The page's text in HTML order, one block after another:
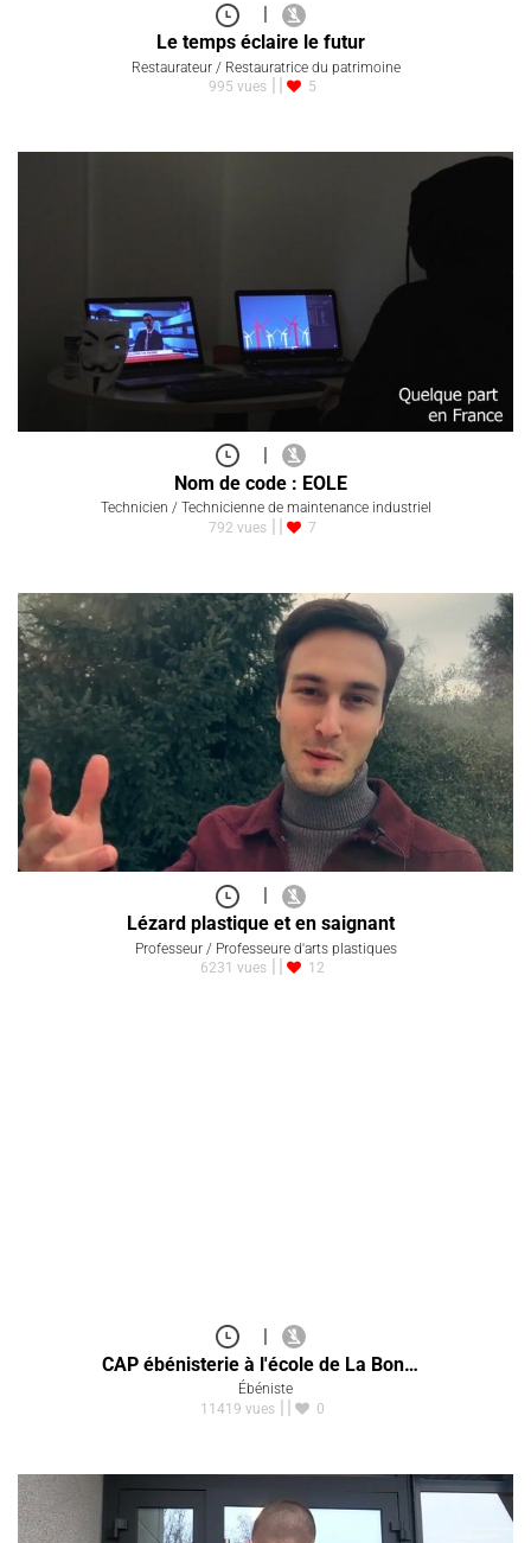
Le temps éclaire le futur
Restaurateur / Restauratrice du patrimoine
995 vues
5
|
Nom de code : EOLE
Technicien / Technicienne de maintenance industriel
792 vues
7
Lézard plastique et en saignant
Professeur / Professeure d'arts plastiques
6231 vues
12
|
CAP ébénisterie à l'école de La Bon…
Ébéniste
11419 vues
0